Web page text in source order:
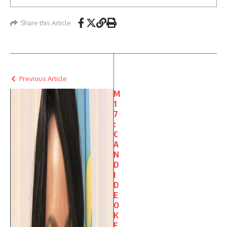
Share this Article
Previous Article
M
1
7
:
C
A
N
D
I
D
E
O
K